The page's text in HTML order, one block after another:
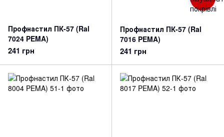
Профнастил ПК-57 (Ral
7024 PEMA)
241 грн
Профнастил ПК-57 (Ral
7016 PEMA)
241 грн